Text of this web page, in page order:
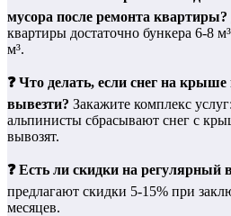
мусора после ремонта квартиры?
квартиры достаточно бункера 6-8
м³.
❓ Что делать, если снег на
вывезти? Закажите комплекс
альпинисты сбрасывают снег с
вывозят.
❓ Есть ли скидки на
предлагают скидки 5-15% при
месяцев.